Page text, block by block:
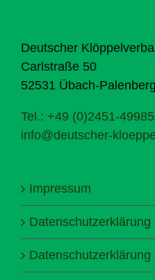
Deutscher
Carlstraße 50
52531 Übach-Palenberg
Tel.: +49 (0)2451-49985
info@deutscher-
Impressum
Datenschutzerklärung
Datenschutzerklärung